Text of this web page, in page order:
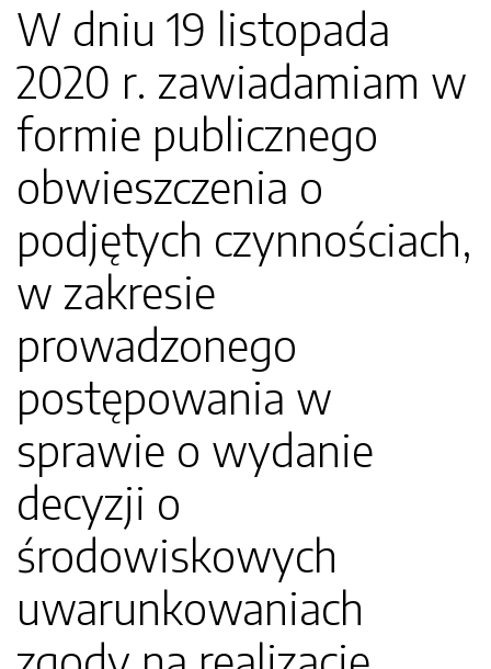
W dniu 19 listopada
2020 r. zawiadamiam w
formie publicznego
obwieszczenia o
podjętych czynnościach,
w zakresie
prowadzonego
postępowania w
sprawie o wydanie
decyzji o
środowiskowych
uwarunkowaniach